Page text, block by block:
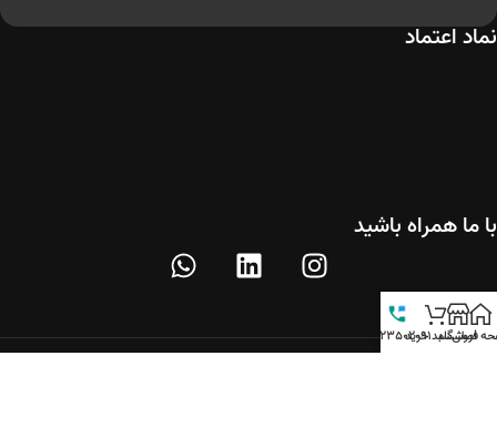
نماد اعتماد
با ما همراه باشید
اصلی
فروشگاهسبد خرید
09123502091